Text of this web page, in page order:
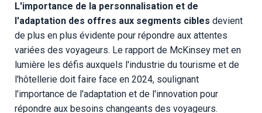
L'importance de la personnalisation et de
l'adaptation des offres aux segments cibles devient
de plus en plus évidente pour répondre aux attentes
variées des voyageurs. Le rapport de McKinsey met en
lumière les défis auxquels l'industrie du tourisme et de
l'hôtellerie doit faire face en 2024, soulignant
l'importance de l'adaptation et de l'innovation pour
répondre aux besoins changeants des voyageurs.